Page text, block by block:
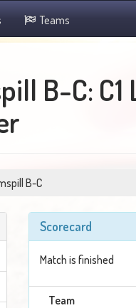
Teams
B-C:
B-C
Scorecard
Match is finished
Team